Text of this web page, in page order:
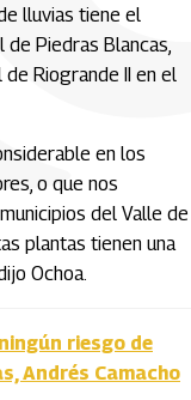
lluvias tiene el
de Piedras Blancas,
Riogrande II en el
en los
o que nos
del Valle de
plantas tienen una
Ochoa.
riesgo de
Andrés Camacho